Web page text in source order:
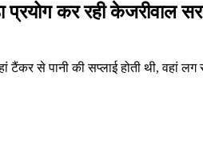
कर रही केजरीवाल
से पानी की सप्लाई होती थी, वहां लग